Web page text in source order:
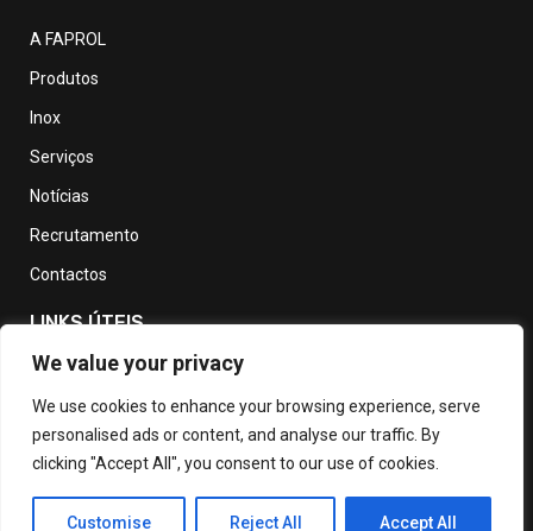
We value your privacy
We use cookies to enhance your browsing experience, serve
personalised ads or content, and analyse our traffic. By
clicking "Accept All", you consent to our use of cookies.
Customise Reject All Accept All
A FAPROL
Produtos
Inox
Serviços
Notícias
Recrutamento
Contactos
LINKS ÚTEIS
Política de Privacidade
Política de devolução e reembolso
Termos e Condições de Utilização
Livro de Reclamações